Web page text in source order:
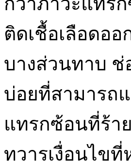
ติดเชื้อเลือดอ
บางส่วนทาบ
บ่อยที่สามารถ
แทรกซ้อนที่ร้า
ทวารเงื่อนไข